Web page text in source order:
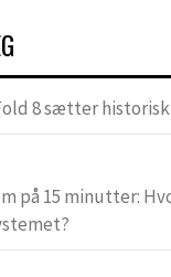
8 sætter
på 15 minutter: